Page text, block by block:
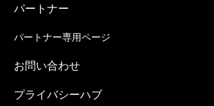
パートナー
パートナー専用ページ
お問い合わせ
プライバシーハブ